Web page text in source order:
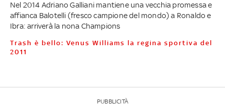
Nel 2014 Adriano Galliani mantiene una vecchia promessa e
affianca Balotelli (fresco campione del mondo) a Ronaldo e
Ibra: arriverà la nona Champions
Trash è bello: Venus Williams la regina sportiva del
2011
PUBBLICITÀ